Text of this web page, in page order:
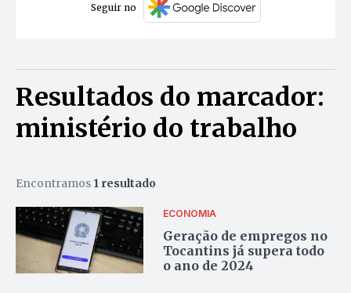
Seguir no
Resultados do marcador:
ministério do trabalho
Encontramos 1 resultado
ECONOMIA
Geração de empregos no
Tocantins já supera todo
o ano de 2024